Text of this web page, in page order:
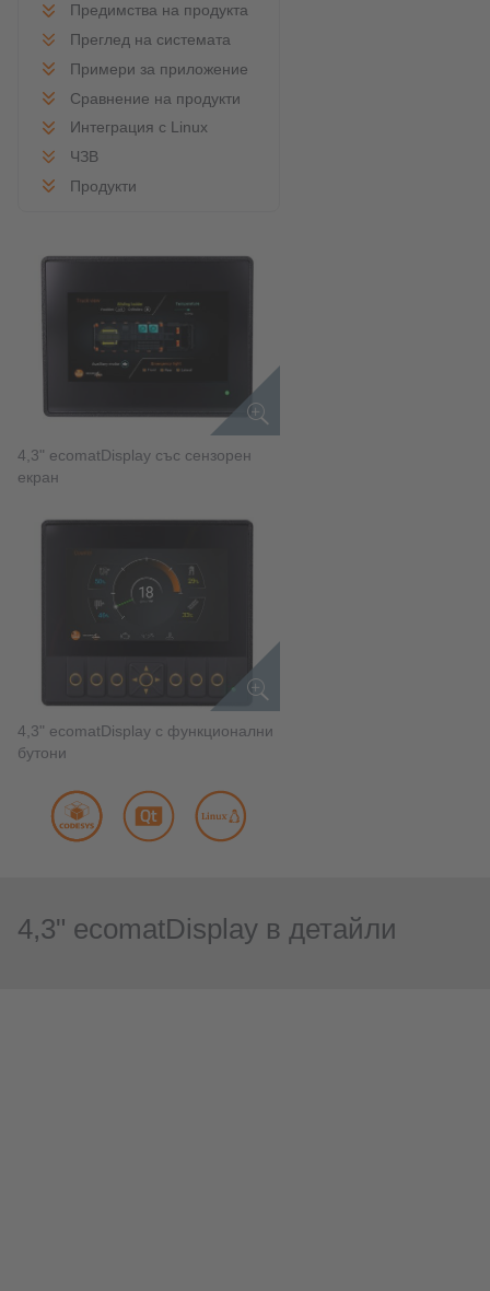
Предимства на продукта
Преглед на системата
Примери за приложение
Сравнение на продукти
Интеграция с Linux
ЧЗВ
Продукти
4,3" ecomatDisplay със сензорен
екран
4,3" ecomatDisplay с функционални
бутони
4,3" ecomatDisplay в детайли